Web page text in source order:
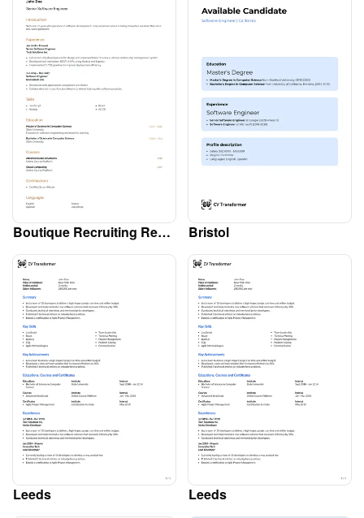
Boutique Recruiting Resume - Multi Page - No Branding Bristol
Leeds
Leeds